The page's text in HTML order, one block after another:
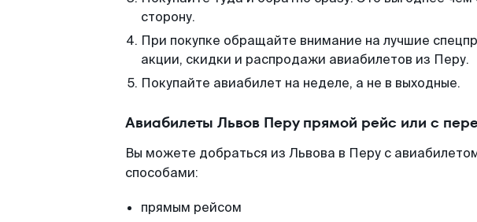
сторону.
При покупке обращайте внимание на лучшие
акции, скидки и распродажи авиабилетов из Перу.
Покупайте авиабилет на неделе, а не в выходные.
Авиабилеты Львов Перу прямой рейс или с
Вы можете добраться из Львова в Перу с
способами:
прямым рейсом